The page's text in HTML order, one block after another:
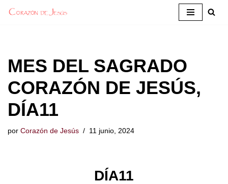
MES DEL SAGRADO
CORAZÓN DE JESÚS,
DÍA11
por Corazón de Jesús 11 junio, 2024
DÍA11